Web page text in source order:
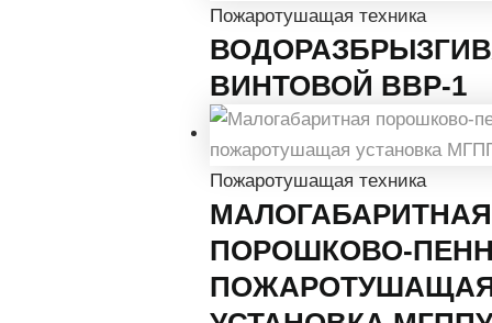
Пожаротушащая техника
ВИНТОВОЙ ВВР-1
Пожаротушащая техника
МАЛОГАБАРИТНАЯ
ПОРОШКОВО-